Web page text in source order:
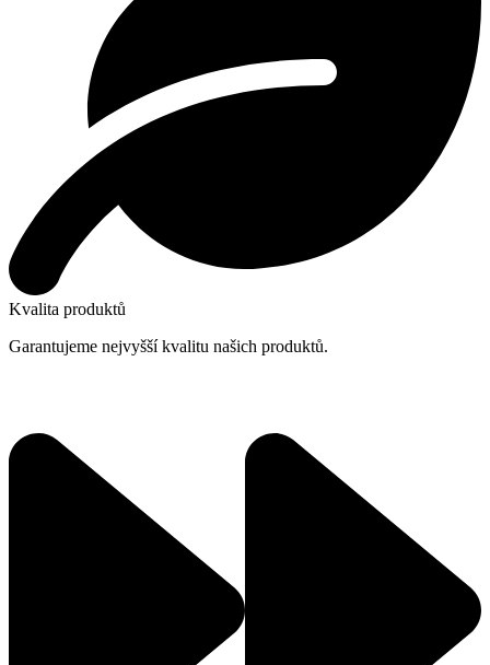
Kvalita produktů
Garantujeme nejvyšší kvalitu našich produktů.